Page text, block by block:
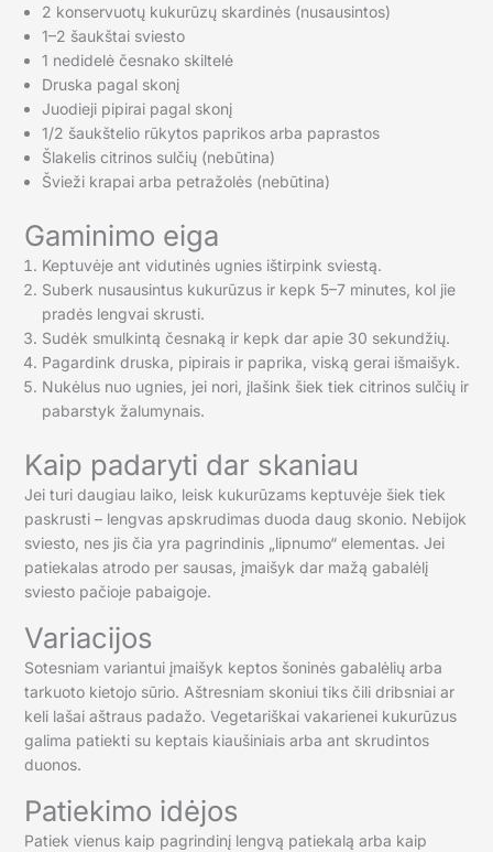
2 konservuotų kukurūzų skardinės (nusausintos)
1–2 šaukštai sviesto
1 nedidelė česnako skiltelė
Druska pagal skonį
Juodieji pipirai pagal skonį
1/2 šaukštelio rūkytos paprikos arba paprastos
Šlakelis citrinos sulčių (nebūtina)
Švieži krapai arba petražolės (nebūtina)
Gaminimo eiga
Keptuvėje ant vidutinės ugnies ištirpink sviestą.
Suberk nusausintus kukurūzus ir kepk 5–7 minutes, kol jie
pradės lengvai skrusti.
Sudėk smulkintą česnaką ir kepk dar apie 30 sekundžių.
Pagardink druska, pipirais ir paprika, viską gerai išmaišyk.
Nukėlus nuo ugnies, jei nori, įlašink šiek tiek citrinos sulčių ir
pabarstyk žalumynais.
Kaip padaryti dar skaniau
Jei turi daugiau laiko, leisk kukurūzams keptuvėje šiek tiek
paskrusti – lengvas apskrudimas duoda daug skonio. Nebijok
sviesto, nes jis čia yra pagrindinis „lipnumo“ elementas. Jei
patiekalas atrodo per sausas, įmaišyk dar mažą gabalėlį
sviesto pačioje pabaigoje.
Variacijos
Sotesniam variantui įmaišyk keptos šoninės gabalėlių arba
tarkuoto kietojo sūrio. Aštresniam skoniui tiks čili dribsniai ar
keli lašai aštraus padažo. Vegetariškai vakarienei kukurūzus
galima patiekti su keptais kiaušiniais arba ant skrudintos
duonos.
Patiekimo idėjos
Patiek vienus kaip pagrindinį lengvą patiekalą arba kaip